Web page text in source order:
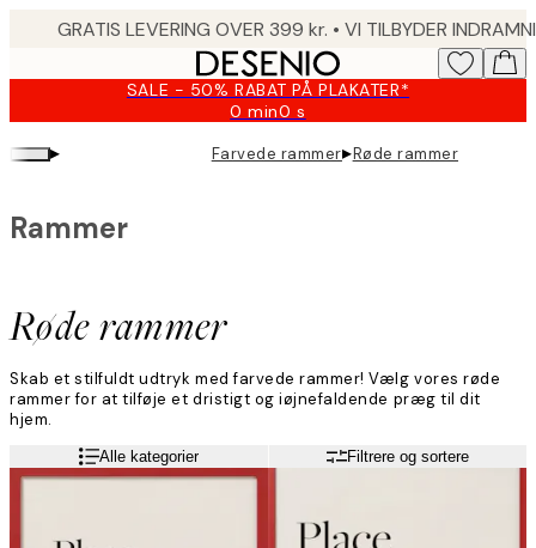
SALE - 50% RABAT PÅ PLAKATER*
0 min0 s
Gyldig
2026-
▸ Farvede rammer▸Røde rammer
Røde rammer
Rammer
Skab et stilfuldt udtryk med farvede rammer! Vælg vores røde
rammer for at tilføje et dristigt og iøjnefaldende præg til dit
hjem.
Alle kategorier Filtrere og sortere